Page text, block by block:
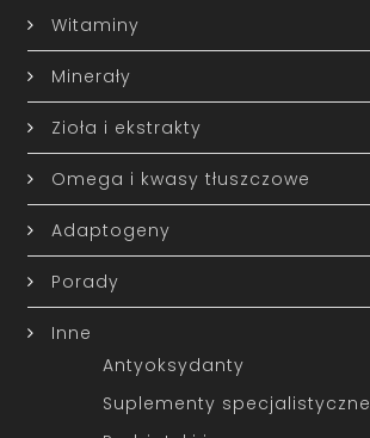
Witaminy
Minerały
Zioła i ekstrakty
Omega i kwasy tłuszczowe
Adaptogeny
Porady
Inne
Antyoksydanty
Suplementy specjalistyczne